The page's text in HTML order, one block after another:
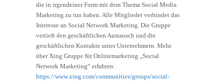
die in irgendeiner Form mit dem Thema Social Media
Marketing zu tun haben. Alle Mitglieder verbindet das
Interesse an Social Network Marketing. Die Gruppe
vertieft den geschäftlichen Austausch und die
geschäftlichen Kontakte unter Unternehmern. Mehr
über Xing Gruppe für Onlinemarketing „Social
Network Marketing“ erfahren:
https://www.xing.com/communities/groups/social-